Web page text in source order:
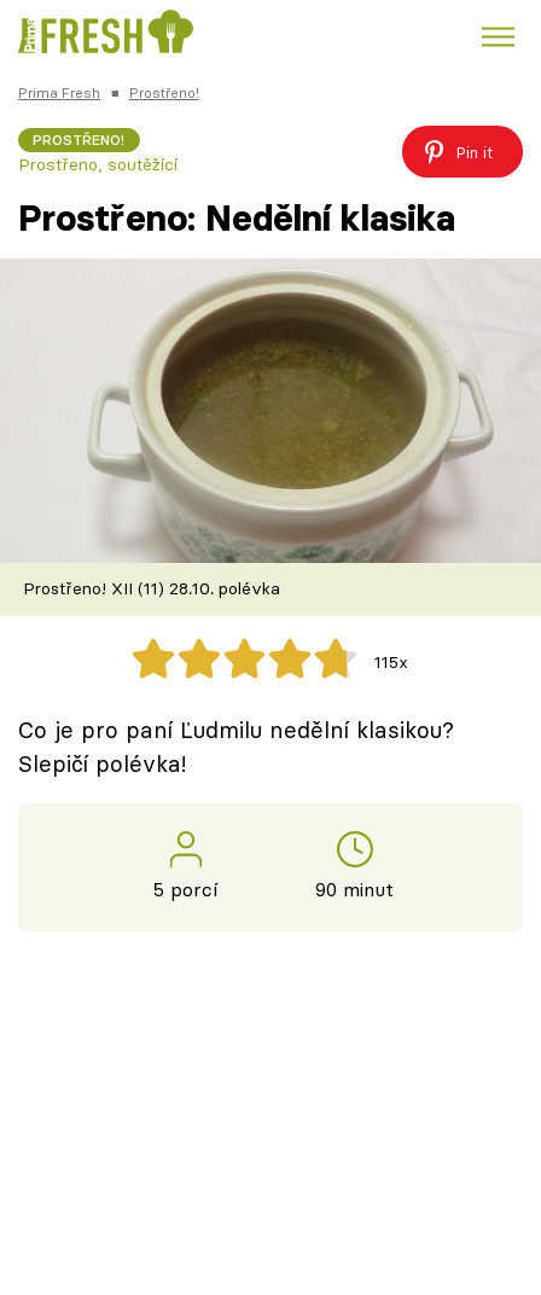
Česká kuchyně
Recepty
Články
TV Program
Škola vaření
Recepty z TV
Speciál: Cuketa
Těhotnej kuchař
Přihlášení
Prima Fresh ■ Prostřeno!
PROSTŘENO!
Prostřeno, soutěžící
Pin it
Prostřeno: Nedělní klasika
Prostřeno! XII (11) 28.10. polévka
115x
Co je pro paní Ľudmilu nedělní klasikou?
Slepičí polévka!
5 porcí 90 minut